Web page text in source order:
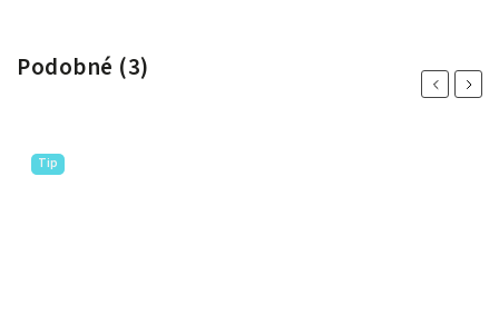
Podobné (3)
Previous
Tip
Next